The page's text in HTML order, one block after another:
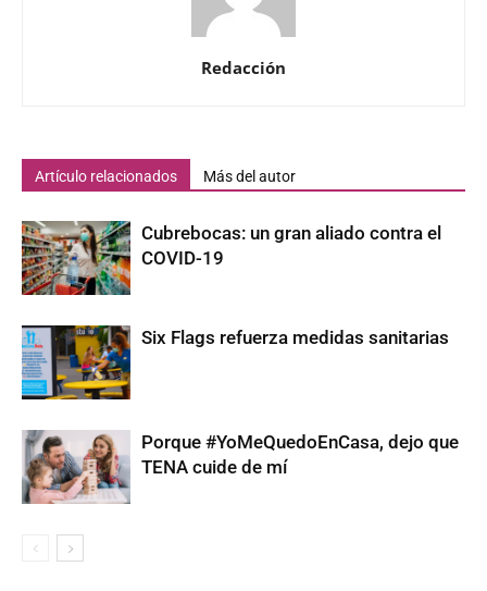
Redacción
Artículo relacionados Más del autor
Cubrebocas: un gran aliado contra el
COVID-19
Six Flags refuerza medidas sanitarias
Porque #YoMeQuedoEnCasa, dejo que
TENA cuide de mí